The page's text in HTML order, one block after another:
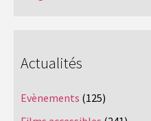
Actualités
Evènements (125)